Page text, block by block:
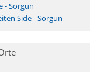
- Sorgun
Side - Sorgun